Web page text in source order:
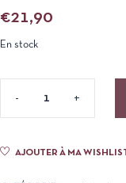
€21,90
En stock
AJOUTER À MA